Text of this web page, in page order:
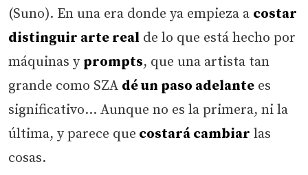
(Suno). En una era donde ya empieza a costar
distinguir arte real de lo que está hecho por
máquinas y prompts, que una artista tan
grande como SZA dé un paso adelante es
significativo… Aunque no es la primera, ni la
última, y parece que costará cambiar las
cosas.